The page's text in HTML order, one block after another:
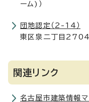
ーム)）
団地認定（2-14）
東区泉二丁目2704
関連リンク
名古屋市建築情報マ